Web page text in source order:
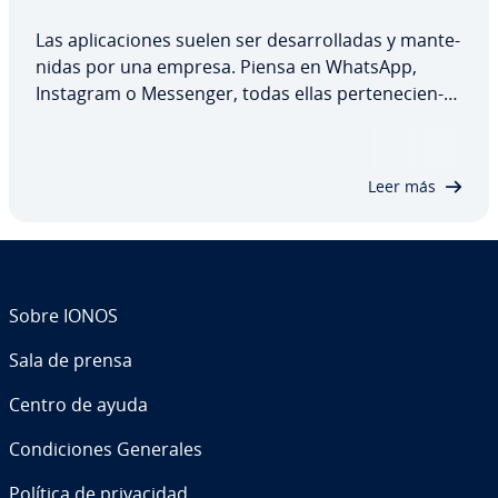
Las apli­ca­cio­nes suelen ser de­sa­rro­lla­das y ma­n­te­
ni­das por una empresa. Piensa en WhatsApp,
Instagram o Messenger, todas ellas pe­r­te­ne­cie­n­
Leer más
Sobre IONOS
Sala de prensa
Centro de ayuda
Co­n­di­cio­nes Generales